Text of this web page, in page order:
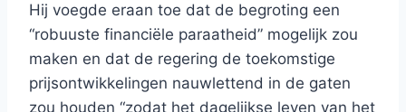
Hij voegde eraan toe dat de begroting een
“robuuste financiële paraatheid” mogelijk zou
maken en dat de regering de toekomstige
prijsontwikkelingen nauwlettend in de gaten
zou houden “zodat het dagelijkse leven van het